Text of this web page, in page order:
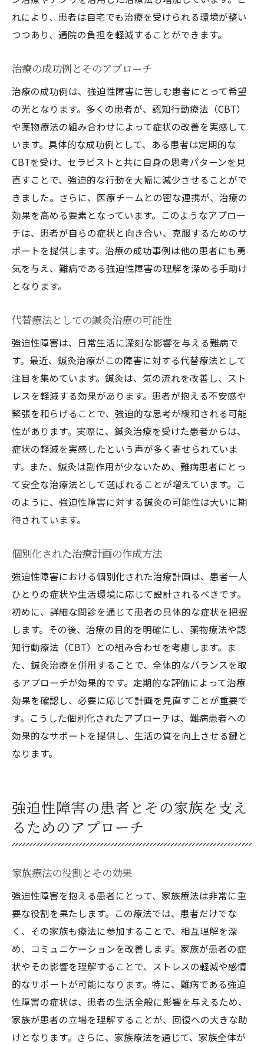
れにより、患者は自宅でも治療を受けられる環境が整い
つつあり、通院の負担を軽減することができます。
治療の成功例とそのアプローチ
治療の成功例は、強迫性障害に苦しむ患者にとって希望
の光となります。多くの患者が、認知行動療法（CBT）
や薬物療法の組み合わせによって症状の改善を実感して
います。具体的な成功例として、ある患者は定期的な
CBTを受け、セラピストと共に自身の思考パターンを見
直すことで、強迫的な行動を大幅に減少させることがで
きました。さらに、医療チームとの密な連携が、治療の
効果を高める要素となっています。このようなアプロー
チは、患者が自らの症状と向き合い、克服するためのサ
ポートを提供します。治療の成功事例は他の患者にも勇
気を与え、難病である強迫性障害の理解を深める手助け
となります。
代替療法としての鍼灸治療の可能性
強迫性障害は、日常生活に深刻な影響を与える難病で
す。最近、鍼灸治療がこの障害に対する代替療法として
注目を集めています。鍼灸は、気の流れを改善し、スト
レスを軽減する効果があります。患者が抱える不安感や
緊張を和らげることで、強迫的な思考が緩和される可能
性があります。実際に、鍼灸治療を受けた患者からは、
症状の軽減を実感したという声が多く寄せられていま
す。また、鍼灸は副作用が少ないため、難病患者にとっ
て安全な治療法として選ばれることが増えています。こ
のように、強迫性障害に対する鍼灸の可能性は大いに期
待されています。
個別化された治療計画の作成方法
強迫性障害における個別化された治療計画は、患者一人
ひとりの症状や生活環境に応じて設計されるべきです。
初めに、詳細な問診を通じて患者の具体的な症状を把握
します。その後、治療の目的を明確にし、薬物療法や認
知行動療法（CBT）との組み合わせを考慮します。ま
た、鍼灸治療を併用することで、全体的なバランスを取
るアプローチが効果的です。定期的な評価によって治療
効果を確認し、必要に応じて計画を見直すことが重要で
す。こうした個別化されたアプローチは、難病患者への
効果的なサポートを提供し、生活の質を向上させる鍵と
なります。
強迫性障害の患者とその家族を支え
るためのアプローチ
家族療法の役割とその効果
強迫性障害を抱える患者にとって、家族療法は非常に重
要な役割を果たします。この療法では、患者だけでな
く、その家族も療法に参加することで、相互理解を深
め、コミュニケーションを改善します。家族が患者の症
状やその影響を理解することで、ストレスの軽減や感情
的なサポートが可能になります。特に、難病である強迫
性障害の症状は、患者の生活全般に影響を与えるため、
家族が患者の立場を理解することが、回復への大きな助
けとなります。さらに、家族療法を通じて、家族全体が